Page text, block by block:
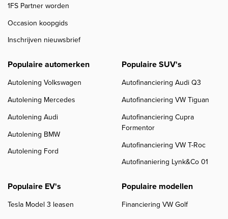
1FS Partner worden
Occasion koopgids
Inschrijven nieuwsbrief
Populaire automerken
Autolening Volkswagen
Autolening Mercedes
Autolening Audi
Autolening BMW
Autolening Ford
Populaire SUV's
Autofinanciering Audi Q3
Autofinanciering VW Tiguan
Autofinanciering Cupra
Formentor
Autofinanciering VW T-Roc
Autofinaniering Lynk&Co 01
Populaire EV's
Tesla Model 3 leasen
Populaire modellen
Financiering VW Golf